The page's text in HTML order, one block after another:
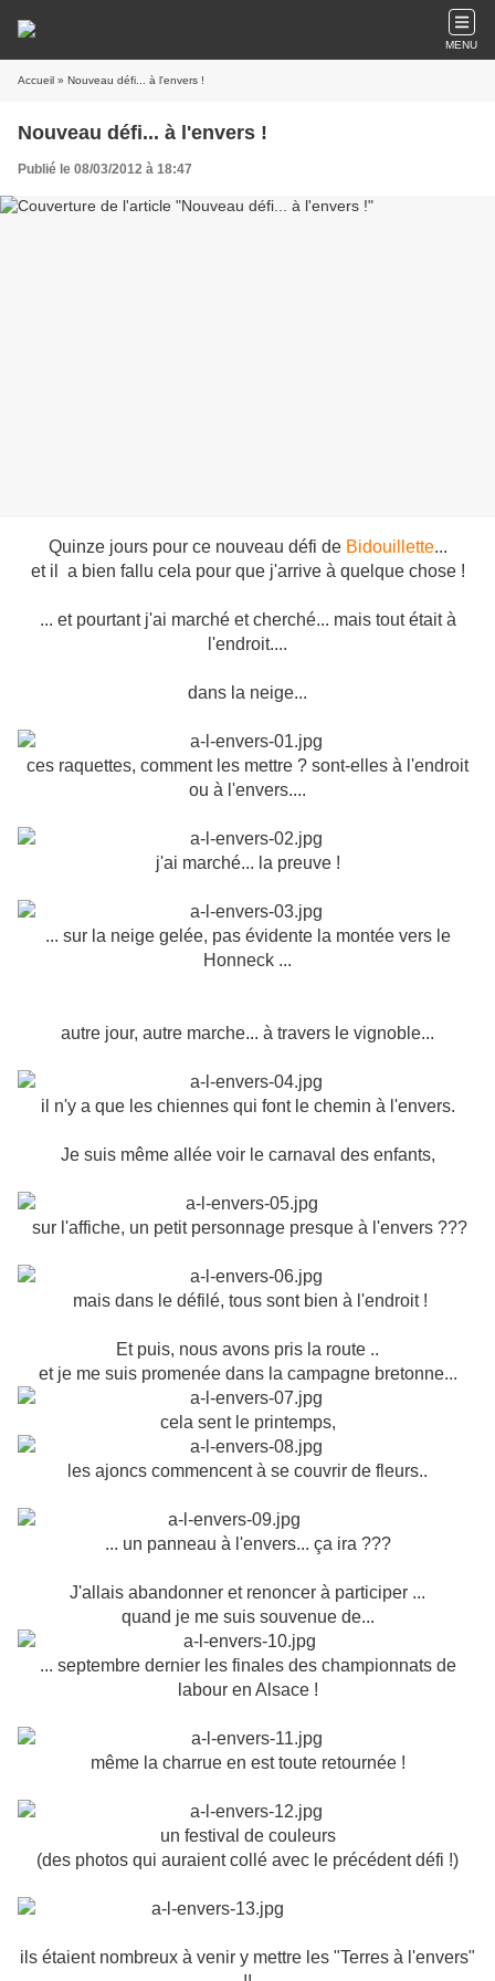
MENU
Accueil » Nouveau défi... à l'envers !
Nouveau défi... à l'envers !
Publié le 08/03/2012 à 18:47
Quinze jours pour ce nouveau défi de Bidouillette...
et il a bien fallu cela pour que j'arrive à quelque chose !
... et pourtant j'ai marché et cherché... mais tout était à
l'endroit....
dans la neige...
ces raquettes, comment les mettre ? sont-elles à l'endroit
ou à l'envers....
j'ai marché... la preuve !
... sur la neige gelée, pas évidente la montée vers le
Honneck ...
autre jour, autre marche... à travers le vignoble...
il n'y a que les chiennes qui font le chemin à l'envers.
Je suis même allée voir le carnaval des enfants,
sur l'affiche, un petit personnage presque à l'envers ???
mais dans le défilé, tous sont bien à l'endroit !
Et puis, nous avons pris la route ..
et je me suis promenée dans la campagne bretonne...
cela sent le printemps,
les ajoncs commencent à se couvrir de fleurs..
... un panneau à l'envers... ça ira ???
J'allais abandonner et renoncer à participer ...
quand je me suis souvenue de...
... septembre dernier les finales des championnats de
labour en Alsace !
même la charrue en est toute retournée !
un festival de couleurs
(des photos qui auraient collé avec le précédent défi !)
ils étaient nombreux à venir y mettre les "Terres à l'envers"